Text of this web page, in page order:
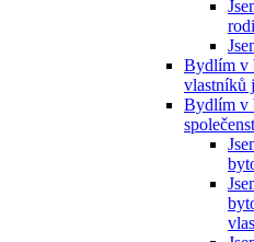
Bydlím v
vlastníků
Bydlím v